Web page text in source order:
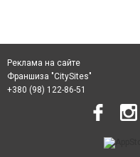
Реклама на сайте
Франшиза "CitySites"
+380 (98) 122-86-51